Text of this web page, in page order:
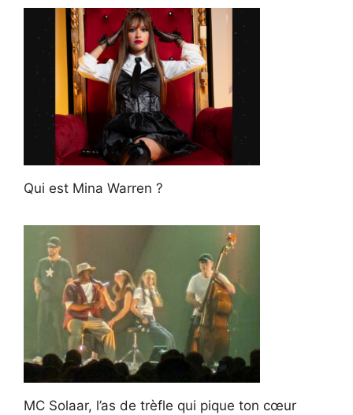
Qui est Mina Warren ?
MC Solaar, l’as de trèfle qui pique ton cœur